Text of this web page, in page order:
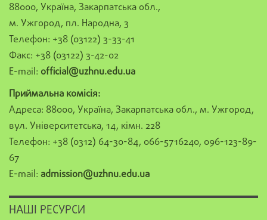
88000, Україна, Закарпатська обл.,
м. Ужгород, пл. Народна, 3
Телефон: +38 (03122) 3-33-41
Факс: +38 (03122) 3-42-02
E-mail: official@uzhnu.edu.ua
Приймальна комісія:
Адреса: 88000, Україна, Закарпатська обл., м. Ужгород,
вул. Університетська, 14, кімн. 228
Телефон: +38 (0312) 64-30-84, 066-5716240, 096-123-89-
67
E-mail: admission@uzhnu.edu.ua
НАШІ РЕСУРСИ